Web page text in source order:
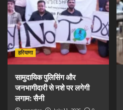
हरियाणा
सामुदायिक पुलिसिंग और
जनभागीदारी से नशे पर लगेगी
लगाम: सैनी